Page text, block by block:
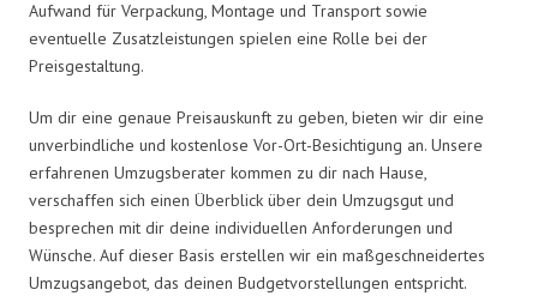
Aufwand für Verpackung, Montage und Transport sowie
eventuelle Zusatzleistungen spielen eine Rolle bei der
Preisgestaltung.
Um dir eine genaue Preisauskunft zu geben, bieten wir dir eine
unverbindliche und kostenlose Vor-Ort-Besichtigung an. Unsere
erfahrenen Umzugsberater kommen zu dir nach Hause,
verschaffen sich einen Überblick über dein Umzugsgut und
besprechen mit dir deine individuellen Anforderungen und
Wünsche. Auf dieser Basis erstellen wir ein maßgeschneidertes
Umzugsangebot, das deinen Budgetvorstellungen entspricht.